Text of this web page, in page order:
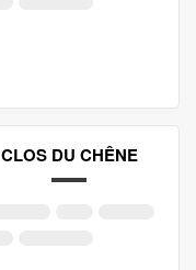
CLOS DU CHÊNE